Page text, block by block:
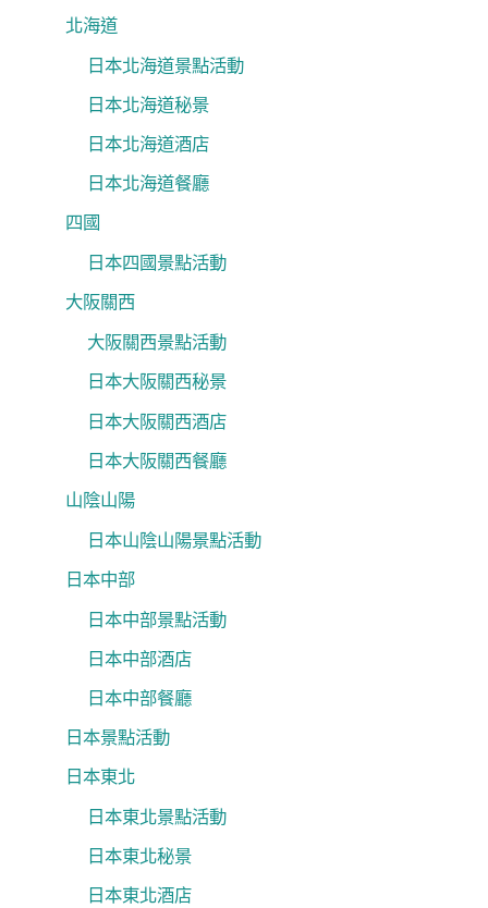
北海道
日本北海道景點活動
日本北海道秘景
日本北海道酒店
日本北海道餐廳
四國
日本四國景點活動
大阪關西
大阪關西景點活動
日本大阪關西秘景
日本大阪關西酒店
日本大阪關西餐廳
山陰山陽
日本山陰山陽景點活動
日本中部
日本中部景點活動
日本中部酒店
日本中部餐廳
日本景點活動
日本東北
日本東北景點活動
日本東北秘景
日本東北酒店